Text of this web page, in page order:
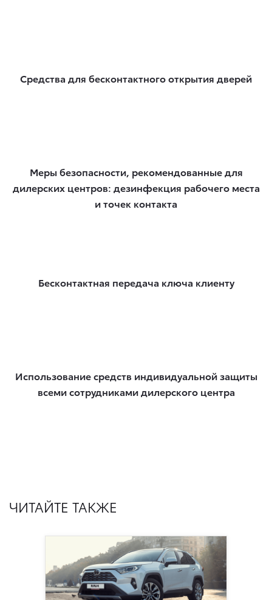
Средства для бесконтактного открытия дверей
Меры безопасности, рекомендованные для
дилерских центров: дезинфекция рабочего места
и точек контакта
Бесконтактная передача ключа клиенту
Использование средств индивидуальной защиты
всеми сотрудниками дилерского центра
ЧИТАЙТЕ ТАКЖЕ